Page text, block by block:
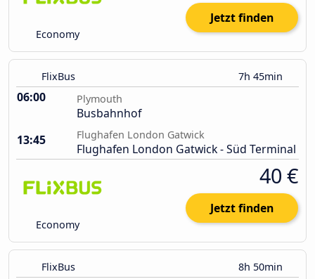
Economy
Jetzt finden
FlixBus 7h 45min
06:00 Plymouth
Busbahnhof
13:45
Flughafen London Gatwick
Flughafen London Gatwick - Süd Terminal
Economy
40 €
Jetzt finden
FlixBus 8h 50min